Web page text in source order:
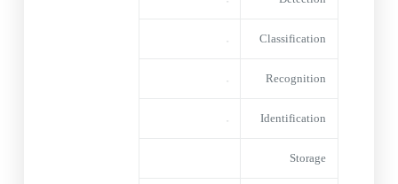
Classification
–
Recognition
–
Identification
–
Storage